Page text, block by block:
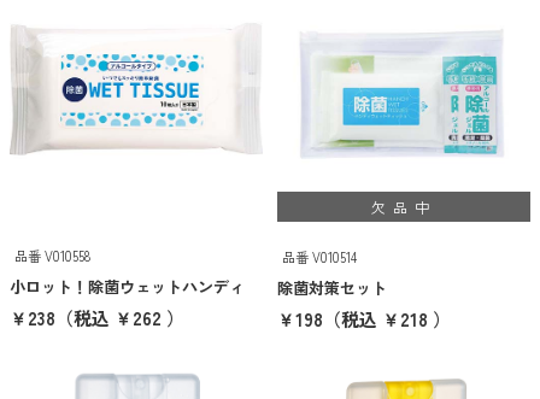
価格帯から探す
201〜300円
301〜400円
401〜500円
品番 V010558
小ロット！除菌ウェットハンディ
￥238 （税込 ￥262 ）
欠品中
品番 V010514
除菌対策セット
￥198 （税込 ￥218 ）